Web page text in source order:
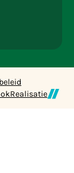
Realisatie